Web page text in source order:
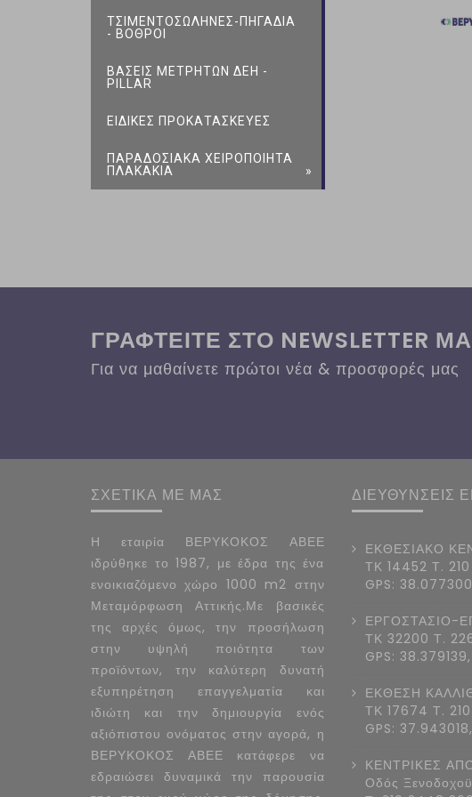
ΤΣΙΜΕΝΤΟΣΩΛΗΝΕΣ-ΠΗΓΑΔΙΑ
- ΒΟΘΡΟΙ
ΒΑΣΕΙΣ ΜΕΤΡΗΤΩΝ ΔΕΗ -
PILLAR
ΕΙΔΙΚΕΣ ΠΡΟΚΑΤΑΣΚΕΥΕΣ
ΠΑΡΑΔΟΣΙΑΚΑ ΧΕΙΡΟΠΟΙΗΤΑ
ΠΛΑΚΑΚΙΑ
ΓΡΑΦΤΕΙΤΕ ΣΤΟ NEWSLETTER
Για να μαθαίνετε πρώτοι νέα & προσφορές μας
ΣΧΕΤΙΚΑ ΜΕ ΜΑΣ
Η εταιρία ΒΕΡΥΚΟΚΟΣ ΑΒΕΕ
ιδρύθηκε το 1987, με έδρα της ένα
ενοικιαζόμενο χώρο 1000 m2 στην
Μεταμόρφωση Αττικής.Με βασικές
της αρχές όμως, την προσήλωση
στην υψηλή ποιότητα των
προϊόντων, την καλύτερη δυνατή
εξυπηρέτηση επαγγελματία και
ιδιώτη και την δημιουργία ενός
αξιόπιστου ονόματος στην αγορά, η
ΒΕΡΥΚΟΚΟΣ ΑΒΕΕ κατάφερε να
εδραιώσει δυναμικά την παρουσία
ΔΙΕΥΘΥΝΣΕΙΣ
ΕΚΘΕΣΙΑΚΟ
ΤΚ 14452 Τ.
GPS:
ΕΡΓΟΣΤΑΣΙΟ-
ΤΚ 32200 Τ.
GPS:
ΕΚΘΕΣΗ
ΤΚ 17674 Τ.
GPS:
ΚΕΝΤΡΙΚΕΣ
Οδός